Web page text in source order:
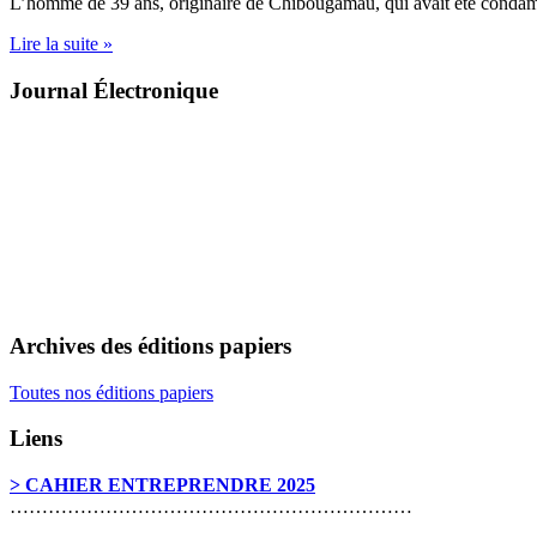
Lire la suite »
Journal Électronique
Archives des éditions papiers
Toutes nos éditions papiers
Liens
> CAHIER ENTREPRENDRE 2025
………………………………………………………